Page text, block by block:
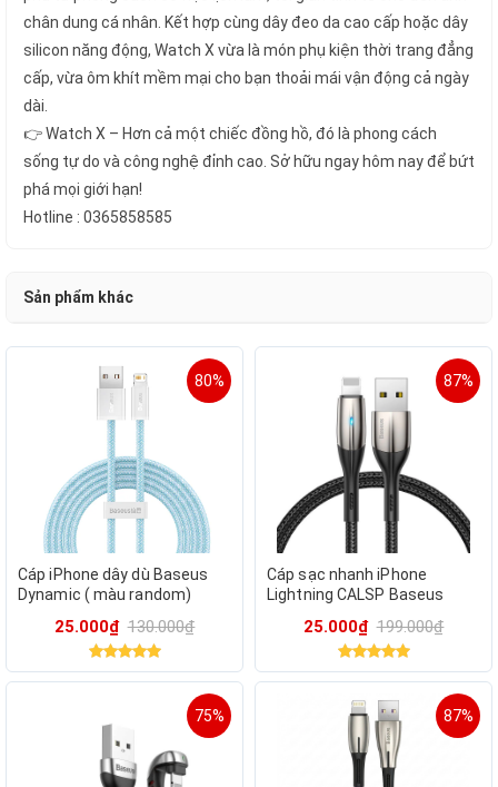
chân dung cá nhân. Kết hợp cùng dây đeo da cao cấp hoặc dây
silicon năng động, Watch X vừa là món phụ kiện thời trang đẳng
cấp, vừa ôm khít mềm mại cho bạn thoải mái vận động cả ngày
dài.
👉 Watch X – Hơn cả một chiếc đồng hồ, đó là phong cách
sống tự do và công nghệ đỉnh cao. Sở hữu ngay hôm nay để bứt
phá mọi giới hạn!
Hotline : 0365858585
Sản phẩm khác
80%
Cáp iPhone dây dù Baseus
Dynamic ( màu random)
25.000₫ 130.000₫
87%
Cáp sạc nhanh iPhone
Lightning CALSP Baseus
random )25.000₫ 199.000₫
75% 87%